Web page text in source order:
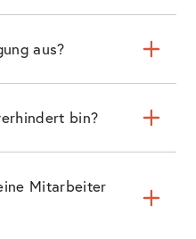
aus?
bin?
Mitarbeiter